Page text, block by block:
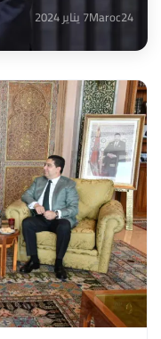
Maroc247 يناير 2024